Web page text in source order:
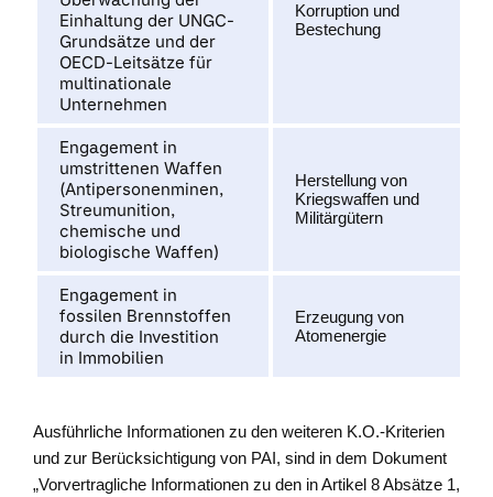
Einhaltung der UNGC-
Grundsätze und der
OECD-Leitsätze für
multinationale
Unternehmen
Korruption und
Bestechung
Engagement in
umstrittenen Waffen
(Antipersonenminen,
Streumunition,
chemische und
biologische Waffen)
Herstellung von
Kriegswaffen und
Militärgütern
Engagement in
fossilen Brennstoffen
durch die Investition
in Immobilien
Erzeugung von
Atomenergie
Ausführliche Informationen zu den weiteren K.O.-Kriterien
und zur Berücksichtigung von PAI, sind in dem Dokument
„Vorvertragliche Informationen zu den in Artikel 8 Absätze 1,